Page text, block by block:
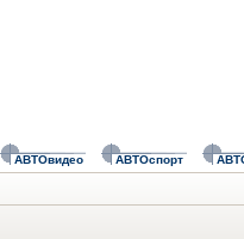
АВТОвидео АВТОспорт